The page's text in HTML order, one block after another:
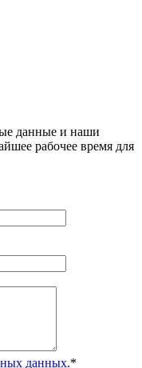
данные и наши
рабочее время для
данных.*